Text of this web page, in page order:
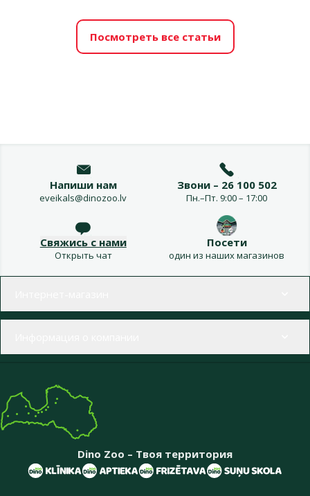
Посмотреть все статьи
Напиши нам
eveikals@dinozoo.lv
Звони – 26 100 502
Пн.–Пт. 9:00 – 17:00
Свяжись с нами
Открыть чат
Посети
один из наших магазинов
Dino Zoo – Твоя территория